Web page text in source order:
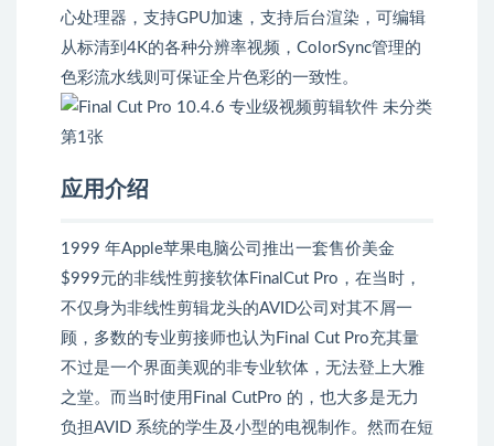
心处理器，支持GPU加速，支持后台渲染，可编辑
从标清到4K的各种分辨率视频，ColorSync管理的
色彩流水线则可保证全片色彩的一致性。
应用介绍
1999 年Apple苹果电脑公司推出一套售价美金
$999元的非线性剪接软体FinalCut Pro，在当时，
不仅身为非线性剪辑龙头的AVID公司对其不屑一
顾，多数的专业剪接师也认为Final Cut Pro充其量
不过是一个界面美观的非专业软体，无法登上大雅
之堂。而当时使用Final CutPro 的，也大多是无力
负担AVID 系统的学生及小型的电视制作。然而在短